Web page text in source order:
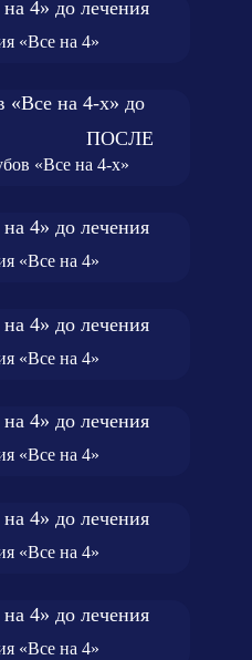
«Все на 4»
«Все на 4-х»
«Все на 4»
«Все на 4»
«Все на 4»
«Все на 4»
«Все на 4»